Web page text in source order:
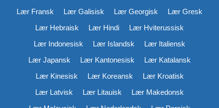
Lær Fransk
Lær Galisisk Lær Georgisk
Lær Gresk
Lær Hebraisk
Lær Hindi
Lær Hviterussisk
Lær Indonesisk
Lær Islandsk
Lær Italiensk
Lær Japansk
Lær Kantonesisk
Lær Katalansk
Lær Kinesisk
Lær Koreansk
Lær Kroatisk
Lær Latvisk
Lær Litauisk
Lær Makedonsk